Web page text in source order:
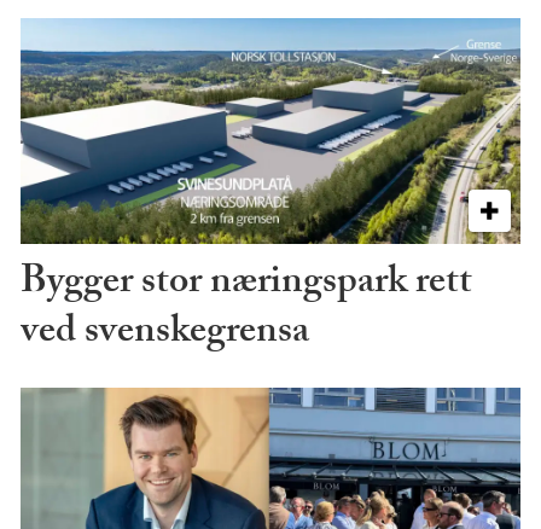
Bygger stor næringspark rett
ved svenskegrensa